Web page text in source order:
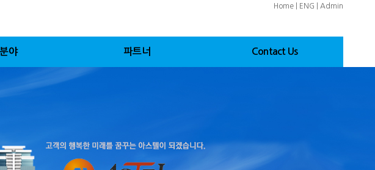
Home ENG Admin
야 파트너 Contact Us